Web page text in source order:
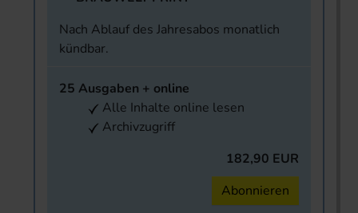
Nach Ablauf des Jahresabos monatlich
kündbar.
25 Ausgaben + online
Alle Inhalte online lesen
Archivzugriff
182,90 EUR
Abonnieren